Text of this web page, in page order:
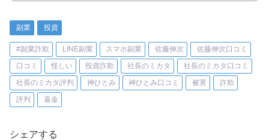
副業 投資
#副業詐欺 LINE副業 スマホ副業 佐藤伸次
佐藤伸次口コミ
口コミ
怪しい 投資詐欺 社長のミカタ
社長のミカタ口コミ
社長のミカタ評判
神ひとみ 神ひとみ口コミ 被害
詐欺
評判
返金
シェアする